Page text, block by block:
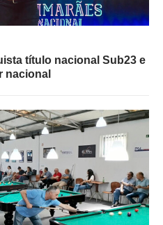
título nacional Sub23 e
nacional